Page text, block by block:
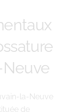
la-Neuve
de